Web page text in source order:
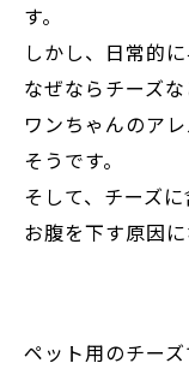
す。
しかし、日常的
なぜならチーズな
ワンちゃんのア
そうです。
そして、チーズに
お腹を下す原因
ペット用のチーズ